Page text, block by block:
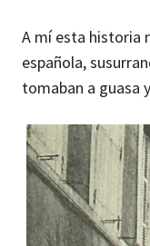
A mí esta historia
española,
tomaban a guasa